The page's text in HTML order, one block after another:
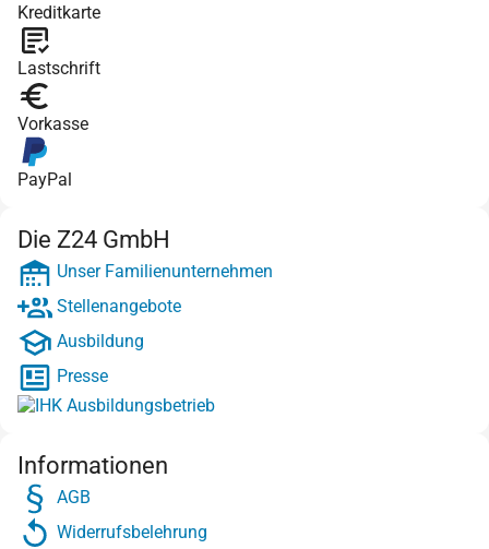
Kreditkarte
Lastschrift
Vorkasse
PayPal
Die Z24 GmbH
Unser Familienunternehmen
Stellenangebote
Ausbildung
Presse
Informationen
AGB
Widerrufsbelehrung